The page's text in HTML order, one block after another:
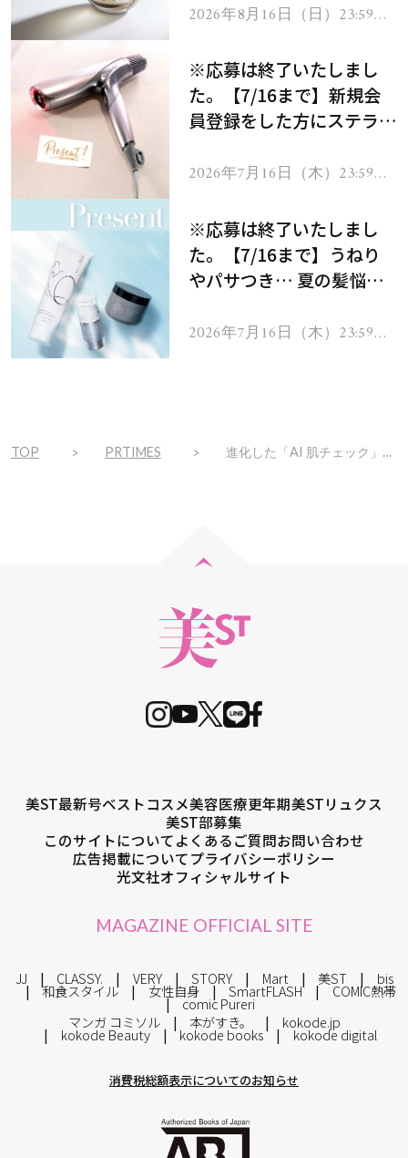
2026年8月16日（日）23:59ま
※応募は終了いたしまし
た。【7/16まで】新規会
員登録をした方にステラボ
ヘアドライヤー ジュエル
2026年7月16日（木）23:59ま
※応募は終了いたしまし
た。【7/16まで】うねり
やパサつき… 夏の髪悩み
ムを13名様にプレゼン
2026年7月16日（木）23:59ま
TOP PRTIMES 進化した「AI 肌チェック」機能が「LISSAGE」のウェブサイトに導入
美ST最新号ベストコスメ美容医療更年期美STリュクス
美ST部募集
このサイトについてよくあるご質問お問い合わせ
広告掲載についてプライバシーポリシー
光文社オフィシャルサイト
MAGAZINE OFFICIAL SITE
JJ CLASSY. VERY STORY Mart 美ST bis
和食スタイル 女性自身 SmartFLASH COMIC熱帯
comic Pureri
マンガ コミソル
本がすき。 kokode.jp
kokode Beauty kokode books kokode digital
消費税総額表示についてのお知らせ